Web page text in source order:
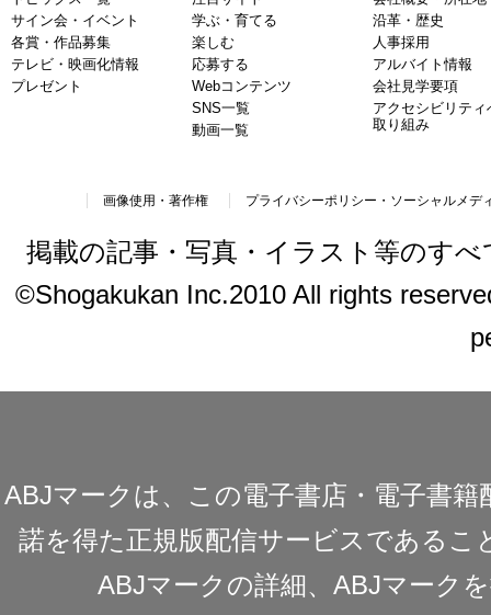
サイン会・イベント
各賞・作品募集
テレビ・映画化情報
プレゼント
学ぶ・育てる
楽しむ
応募する
Webコンテンツ
SNS一覧
動画一覧
沿革・歴史
人事採用
アルバイト情報
会社見学要項
アクセシビリティ
取り組み
画像使用・著作権 プライバシーポリシー・ソーシャルメデ
掲載の記事・写真・イラスト等のす
©Shogakukan Inc.2010 All rights
ABJマークは、この電子書店・電子書
諾を得た正規版配信サービスであるこ
ABJマークの詳細、ABJマーク